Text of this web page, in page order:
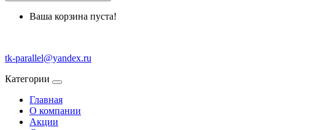
Ваша корзина пуста!
tk-parallel@yandex.ru
Категории
Главная
О компании
Акции